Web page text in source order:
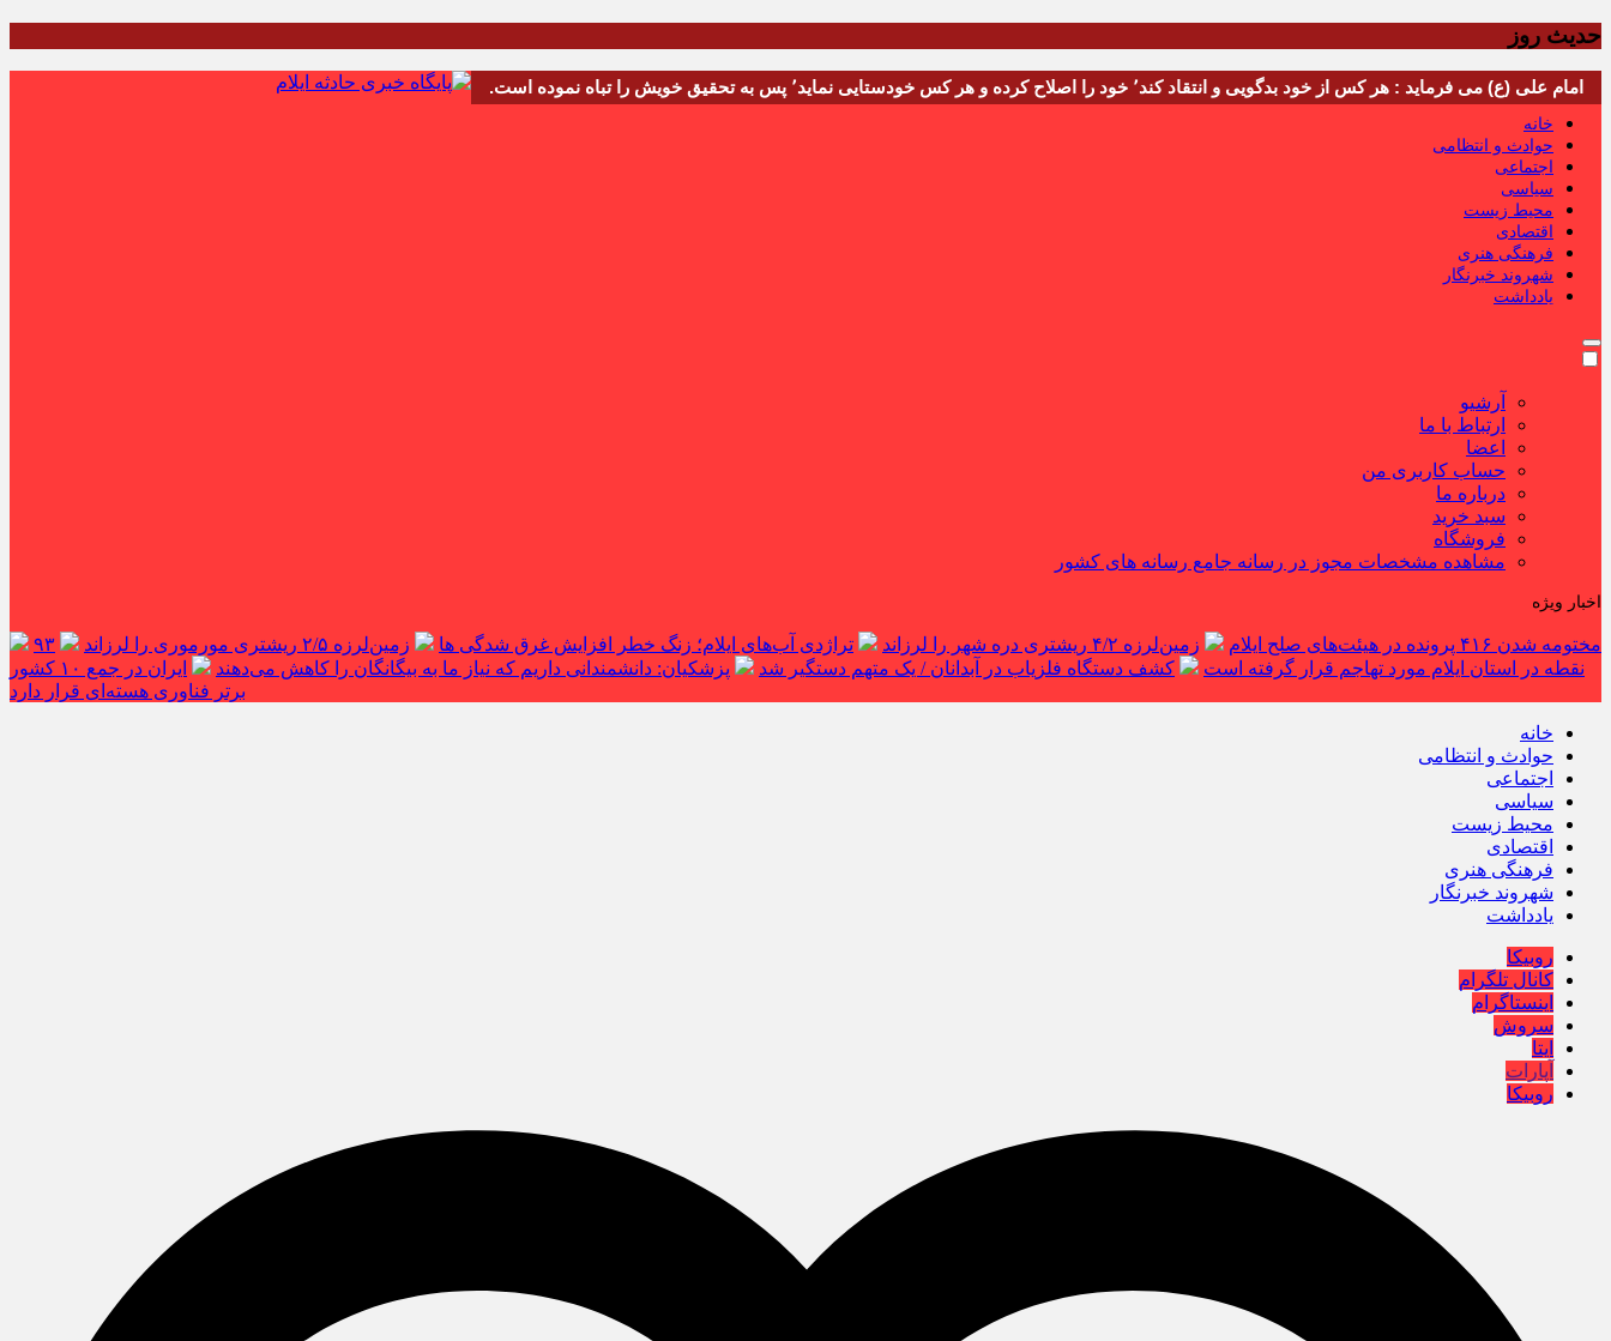
حدیث روز
امام علی (ع) می فرماید : هر کس از خود بدگویی و انتقاد کند٬ خود را اصلاح کرده و هر کس خودستایی نماید٬ پس به تحقیق خویش را تباه نموده است.
خانه
حوادث و انتظامی
اجتماعی
سیاسی
محیط زیست
اقتصادی
فرهنگی هنری
شهروند خبرنگار
یادداشت
آرشیو
ارتباط با ما
اعضا
حساب کاربری من
درباره ما
سبد خرید
فروشگاه
مشاهده مشخصات مجوز در رسانه جامع رسانه های کشور
اخبار ویژه
مختومه شدن ۴۱۶ پرونده در هیئت‌های صلح ایلام زمین‌لرزه ۴/۲ ریشتری دره شهر را لرزاند تراژدی آب‌های ایلام؛ زنگ خطر افزایش غرق شدگی ها زمین‌لرزه ۲/۵ ریشتری مورموری را لرزاند
۹۳
نقطه در استان ایلام مورد تهاجم قرار گرفته است
کشف دستگاه فلزیاب در آبدانان / یک متهم دستگیر شد پزشکیان: دانشمندانی داریم که نیاز ما به بیگانگان را کاهش می‌دهند
ایران در جمع ۱۰ کشور
برتر فناوری هسته‌ای قرار دارد
خانه
حوادث و انتظامی
اجتماعی
سیاسی
محیط زیست
اقتصادی
فرهنگی هنری
شهروند خبرنگار
یادداشت
روبیکا
کانال تلگرام
اینستاگرام
سروش
ایتا
آپارات
روبیکا